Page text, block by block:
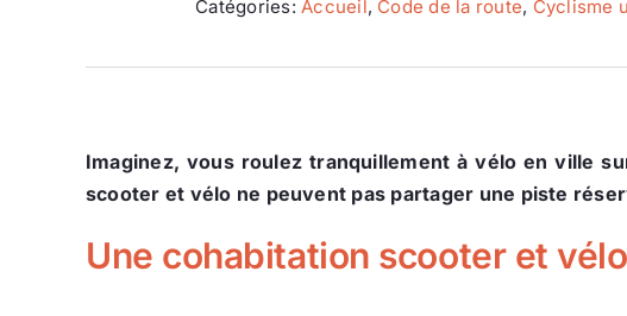
Catégories: Accueil, Code de la route, Cyclisme
Imaginez, vous roulez tranquillement à vélo en ville
scooter et vélo ne peuvent pas partager une piste
Une cohabitation scooter et